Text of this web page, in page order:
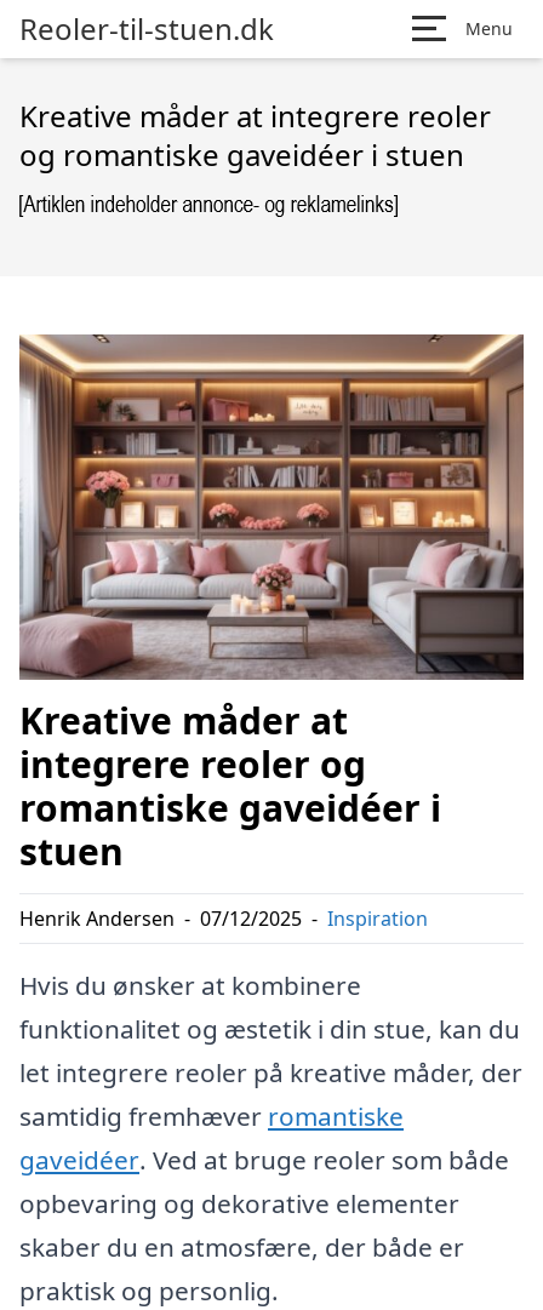
Reoler-til-stuen.dk Menu
Kreative måder at integrere reoler
og romantiske gaveidéer i stuen
Kreative måder at
integrere reoler og
romantiske gaveidéer i
stuen
Henrik Andersen - 07/12/2025 - Inspiration
Hvis du ønsker at kombinere
funktionalitet og æstetik i din stue, kan du
let integrere reoler på kreative måder, der
samtidig fremhæver romantiske
gaveidéer. Ved at bruge reoler som både
opbevaring og dekorative elementer
skaber du en atmosfære, der både er
praktisk og personlig.